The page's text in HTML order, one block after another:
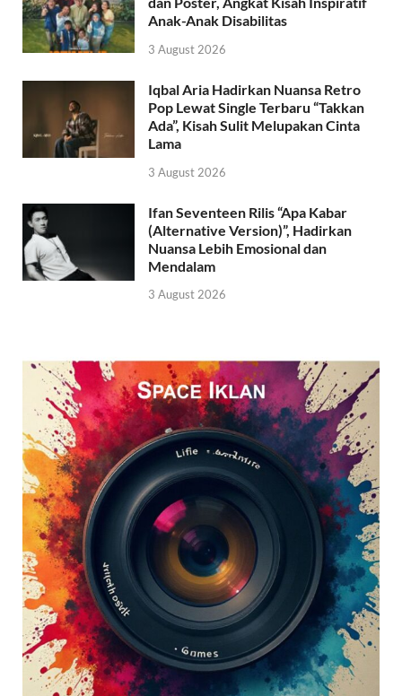
Anak-Anak Disabilitas
3 August 2026
Iqbal Aria Hadirkan Nuansa Retro
Pop Lewat Single Terbaru “Takkan
Ada”, Kisah Sulit Melupakan Cinta
Lama
3 August 2026
Ifan Seventeen Rilis “Apa Kabar
(Alternative Version)”, Hadirkan
Nuansa Lebih Emosional dan
Mendalam
3 August 2026